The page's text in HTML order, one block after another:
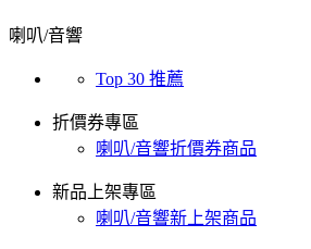
喇叭/音響
Top 30 推薦
折價券專區
喇叭/音響折價券商品
新品上架專區
喇叭/音響新上架商品